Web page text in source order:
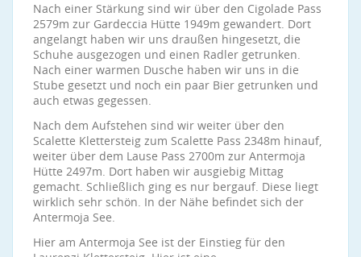
Nach einer Stärkung sind wir über den Cigolade Pass
2579m zur Gardeccia Hütte 1949m gewandert. Dort
angelangt haben wir uns draußen hingesetzt, die
Schuhe ausgezogen und einen Radler getrunken.
Nach einer warmen Dusche haben wir uns in die
Stube gesetzt und noch ein paar Bier getrunken und
auch etwas gegessen.
Nach dem Aufstehen sind wir weiter über den
Scalette Klettersteig zum Scalette Pass 2348m hinauf,
weiter über dem Lause Pass 2700m zur Antermoja
Hütte 2497m. Dort haben wir ausgiebig Mittag
gemacht. Schließlich ging es nur bergauf. Diese liegt
wirklich sehr schön. In der Nähe befindet sich der
Antermoja See.
Hier am Antermoja See ist der Einstieg für den